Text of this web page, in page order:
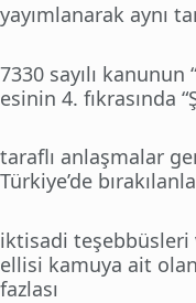
yayımlanarak aynı
7330 sayılı kanunun
esinin 4. fıkrasında
taraflı anlaşmalar
Türkiye’de
iktisadi teşebbüsleri
ellisi kamuya ait
fazlası